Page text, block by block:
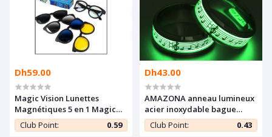
Dh59.00
Magic Vision Lunettes
Magnétiques 5 en 1 Magic
Vision - pour Soleil, Nuit, et
conduite
Club Point: 0.59
Dh43.00
AMAZONA anneau lumineux
acier inoxydable bague
brillent homme et femme
bijoux
Club Point: 0.43